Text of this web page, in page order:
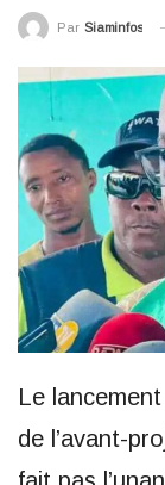
Par Siaminfos
Le
de l’avant-